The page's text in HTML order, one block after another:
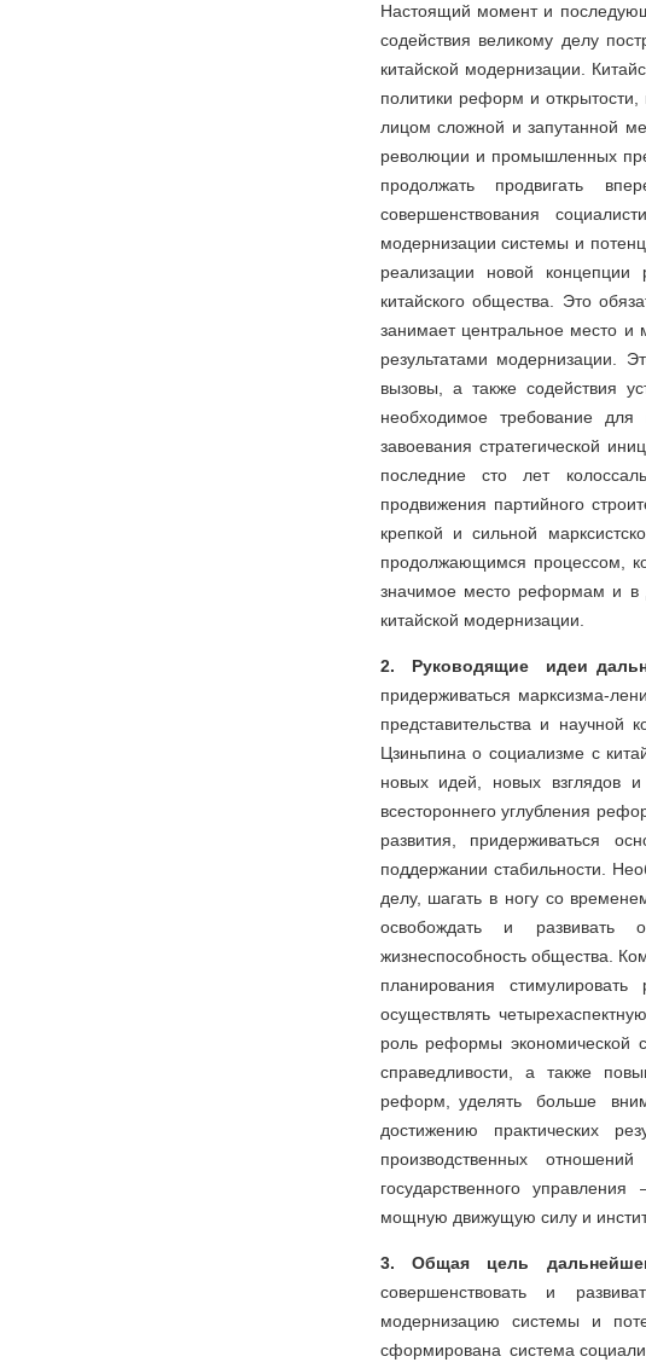
Настоящий момент и
содействия великому делу
китайской модернизации.
политики реформ и
лицом сложной и запутанной
революции и промышленных
продолжать продвигать
совершенствования
модернизации системы и
реализации новой
китайского общества. Это
занимает центральное место
результатами модернизации.
вызовы, а также содействия
необходимое требование для
завоевания стратегической
последние сто лет
продвижения партийного
крепкой и сильной
продолжающимся процессом,
значимое место реформам и в
китайской модернизации.
2. Руководящие идеи
придерживаться марксизма-
представительства и
Цзиньпина о социализме с
новых идей, новых взглядов
всестороннего углубления
развития, придерживаться
поддержании стабильности.
делу, шагать в ногу со
освобождать и развивать
жизнеспособность общества.
планирования
осуществлять
роль реформы экономической
справедливости, а также
реформ, уделять больше
достижению практических
производственных
государственного
мощную движущую силу и
3. Общая цель
совершенствовать и
модернизацию системы и
сформирована система